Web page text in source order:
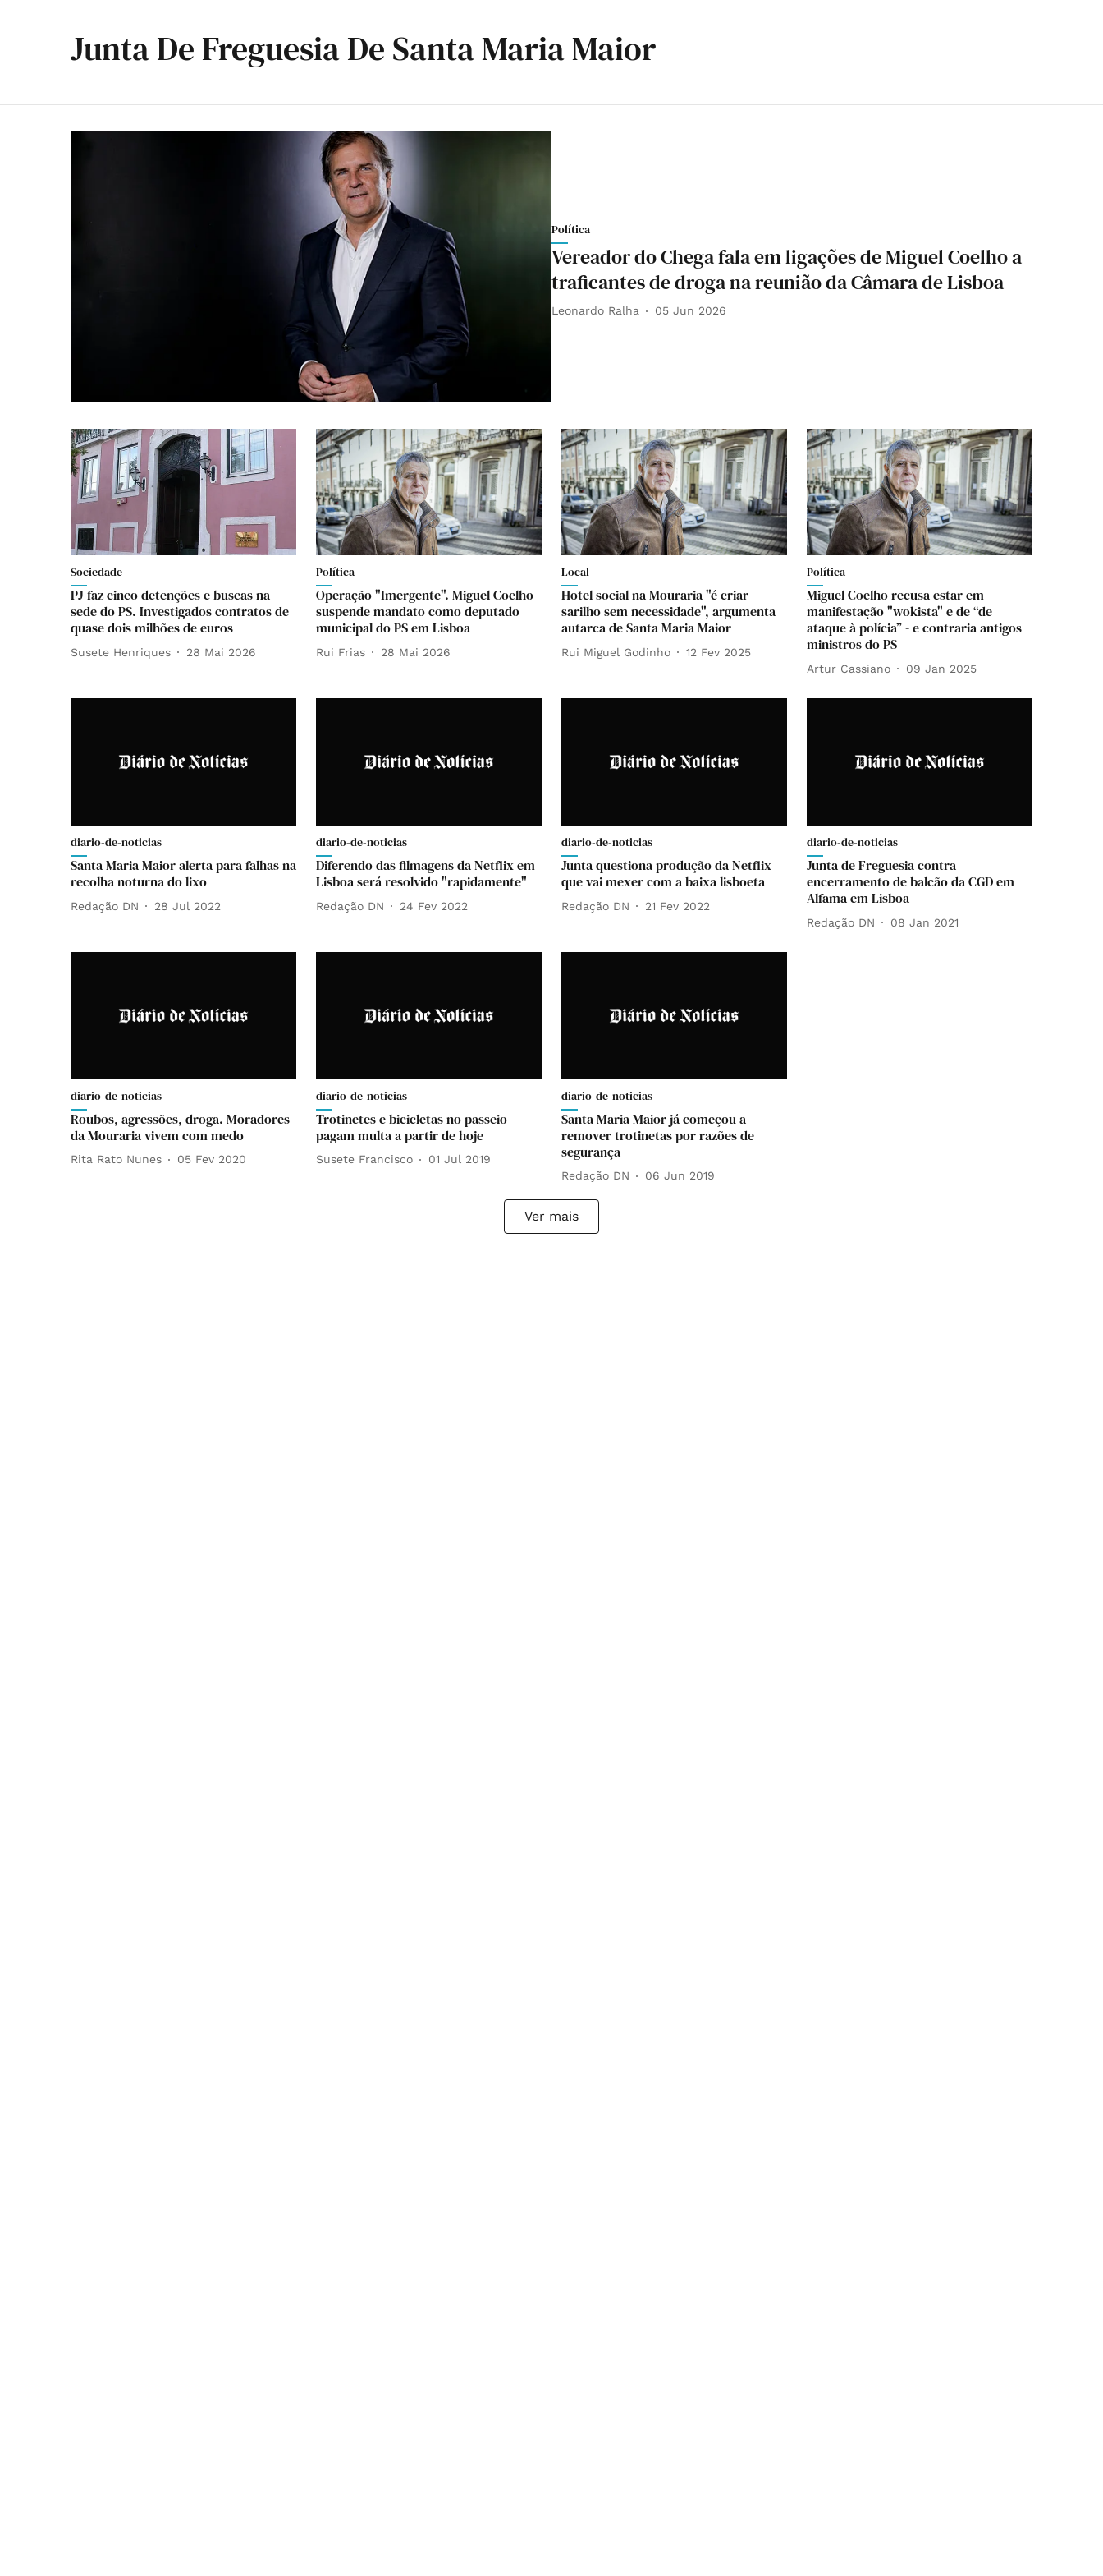
Junta De Freguesia De Santa Maria Maior
Política
Vereador do Chega fala em ligações de Miguel Coelho a
traficantes de droga na reunião da Câmara de Lisboa
Leonardo Ralha 05 Jun 2026
Sociedade
PJ faz cinco detenções e buscas na
sede do PS. Investigados contratos de
quase dois milhões de euros
Susete Henriques 28 Mai 2026
Política
Operação "Imergente". Miguel Coelho
suspende mandato como deputado
municipal do PS em Lisboa
Rui Frias 28 Mai 2026
Local
Hotel social na Mouraria "é criar
sarilho sem necessidade", argumenta
autarca de Santa Maria Maior
Rui Miguel Godinho 12 Fev 2025
Política
Miguel Coelho recusa estar em
manifestação "wokista" e de “de
ataque à polícia” - e contraria antigos
ministros do PS
Artur Cassiano 09 Jan 2025
diario-de-noticias
Santa Maria Maior alerta para falhas na
recolha noturna do lixo
Redação DN 28 Jul 2022
diario-de-noticias
Diferendo das filmagens da Netflix em
Lisboa será resolvido "rapidamente"
Redação DN 24 Fev 2022
diario-de-noticias
Junta questiona produção da Netflix
que vai mexer com a baixa lisboeta
Redação DN 21 Fev 2022
diario-de-noticias
Junta de Freguesia contra
encerramento de balcão da CGD em
Alfama em Lisboa
Redação DN 08 Jan 2021
diario-de-noticias
Roubos, agressões, droga. Moradores
da Mouraria vivem com medo
Rita Rato Nunes 05 Fev 2020
diario-de-noticias
Trotinetes e bicicletas no passeio
pagam multa a partir de hoje
Susete Francisco 01 Jul 2019
diario-de-noticias
Santa Maria Maior já começou a
remover trotinetas por razões de
segurança
Redação DN 06 Jun 2019
Ver mais